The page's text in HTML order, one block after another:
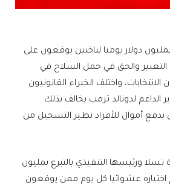
دولار يوميا لناخبين يوقعون على
والحق في حمل السلاح في
واختلف الخبراء القانونيون
الداعم لدونالد ترمب يخالف بذلك
أموال للأفراد نظير التسجيل من
ورئيسها التنفيذي بالتبرع بمليون
عشوائيا كل يوم ممن يوقعون